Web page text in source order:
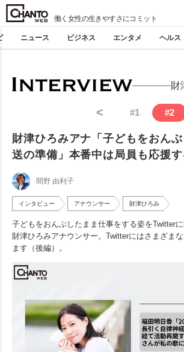
働く女性の生きやすさにコミット
ニュース ビジネス エンタメ ヘルス
財
< #1 #2
財津ひろみアナ「子どもをおん
送の準備」本番中は局員も応援
間野 由利子
インタビュー アナウンサー 財津ひろみ
子どもをおんぶしたまま仕事をする姿をTwitter
財津ひろみアナウンサー。Twitterにはさまざま
ます（後編）。